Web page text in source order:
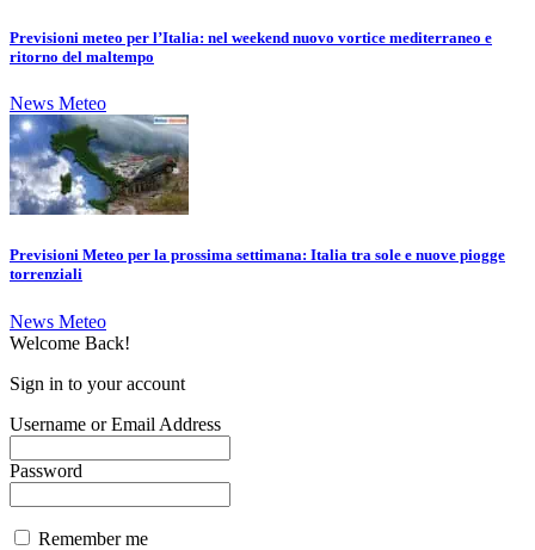
Previsioni meteo per l’Italia: nel weekend nuovo vortice mediterraneo e
ritorno del maltempo
News Meteo
Previsioni Meteo per la prossima settimana: Italia tra sole e nuove piogge
torrenziali
News Meteo
Welcome Back!
Sign in to your account
Username or Email Address
Password
Remember me